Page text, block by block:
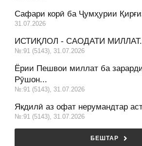
Сафари корӣ ба Ҷумҳурии
31.07.2026
ИСТИҚЛОЛ - САОДАТИ
№:91 (5143), 31.07.2026
Ёрии Пешвои миллат ба
Рӯшон...
№:91 (5143), 31.07.2026
Якдилӣ аз офат нерумандтар
№:91 (5143), 31.07.2026
БЕШТАР